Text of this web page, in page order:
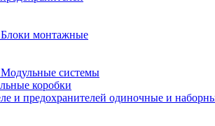
Блоки монтажные
Модульные системы
коробки
и предохранителей одиночные и